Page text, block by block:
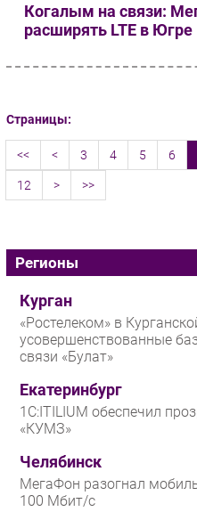
Когалым на связи:
расширять LTE в Югре
Страницы:
<< < 3 4 5 6
12 > >>
Регионы
Курган
«Ростелеком» в
усовершенствованные
связи «Булат»
Екатеринбург
1С:ITILIUM обеспечил
«КУМЗ»
Челябинск
МегаФон разогнал
100 Мбит/с